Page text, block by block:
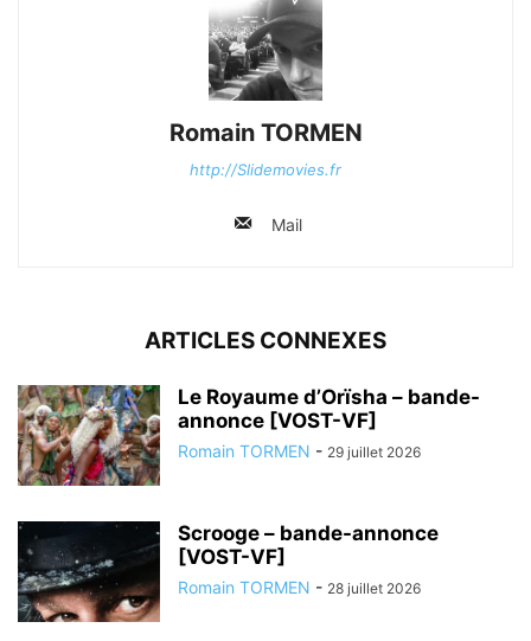
Romain TORMEN
http://Slidemovies.fr
Mail
ARTICLES CONNEXES
Le Royaume d’Orïsha – bande-
annonce [VOST-VF]
Romain TORMEN - 29 juillet 2026
Scrooge – bande-annonce
[VOST-VF]
Romain TORMEN - 28 juillet 2026